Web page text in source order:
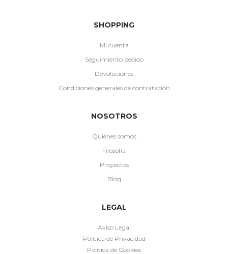
SHOPPING
Mi cuenta
Seguimiento pedido
Devoluciones
Condiciones generales de contratación
NOSOTROS
Quiénes somos
Filosofía
Proyectos
Blog
LEGAL
Aviso Legal
Política de Privacidad
Política de Cookies